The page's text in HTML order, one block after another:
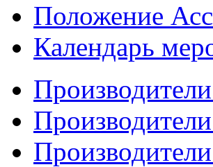
Положение
Календарь